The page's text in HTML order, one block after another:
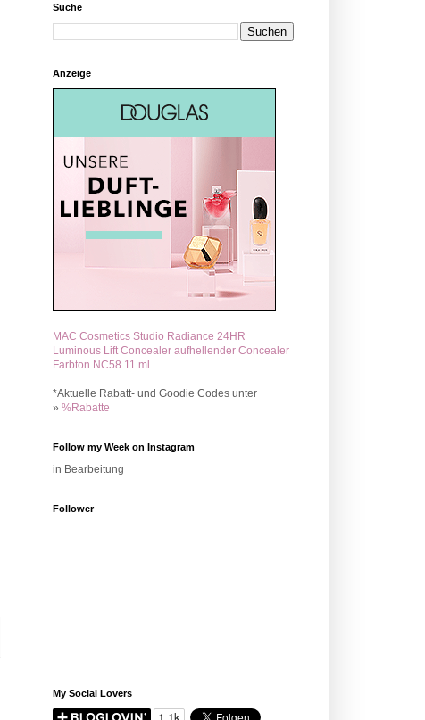
Suche
Anzeige
MAC Cosmetics Studio Radiance 24HR
Luminous Lift Concealer aufhellender Concealer
Farbton NC58 11 ml
*Aktuelle Rabatt- und Goodie Codes unter
» %Rabatte
Follow my Week on Instagram
in Bearbeitung
Follower
My Social Lovers